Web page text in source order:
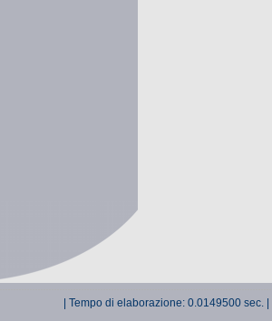
| Tempo di elaborazione: 0.0149500 sec. |